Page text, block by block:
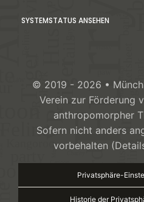
SYSTEMSTATUS ANSEHEN
© 2019 - 2026 •
Verein zur Förderung
anthropomorpher
Sofern nicht anders
vorbehalten
Privatsphäre-
Historie der